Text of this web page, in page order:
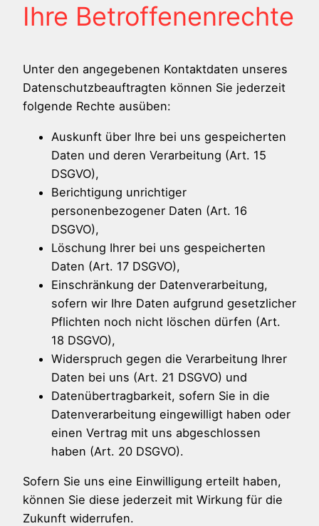
Ihre Betroffenenrechte
Unter den angegebenen Kontaktdaten unseres
Datenschutzbeauftragten können Sie jederzeit
folgende Rechte ausüben:
Auskunft über Ihre bei uns gespeicherten
Daten und deren Verarbeitung (Art. 15
DSGVO),
Berichtigung unrichtiger
personenbezogener Daten (Art. 16
DSGVO),
Löschung Ihrer bei uns gespeicherten
Daten (Art. 17 DSGVO),
Einschränkung der Datenverarbeitung,
sofern wir Ihre Daten aufgrund gesetzlicher
Pflichten noch nicht löschen dürfen (Art.
18 DSGVO),
Widerspruch gegen die Verarbeitung Ihrer
Daten bei uns (Art. 21 DSGVO) und
Datenübertragbarkeit, sofern Sie in die
Datenverarbeitung eingewilligt haben oder
einen Vertrag mit uns abgeschlossen
haben (Art. 20 DSGVO).
Sofern Sie uns eine Einwilligung erteilt haben,
können Sie diese jederzeit mit Wirkung für die
Zukunft widerrufen.